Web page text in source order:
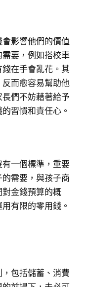
影響他們的價值
要，例如搭校車
錢在手會亂花。其
而愈容易幫助他
們不妨藉著給予
習慣和責任心。
一個標準，重要
需要，與孩子商
金錢預算的概
有限的零用錢。
包括儲蓄、消費